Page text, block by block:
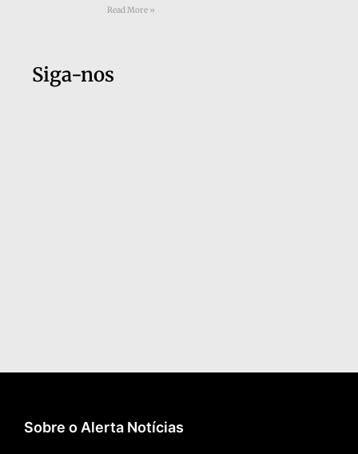
Read More »
Siga-nos
Sobre o Alerta Notícias